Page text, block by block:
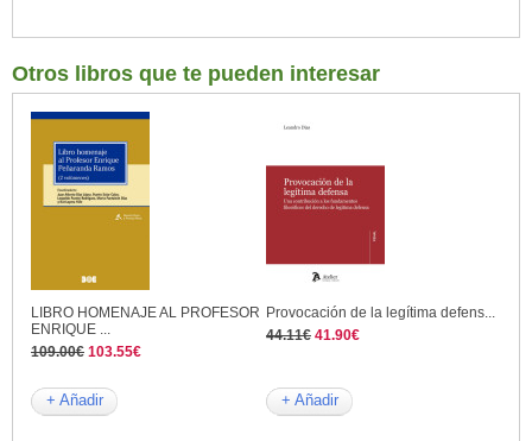
Otros libros que te pueden interesar
LIBRO HOMENAJE AL PROFESOR
ENRIQUE ...
109.00€ 103.55€
+ Añadir
Provocación de la legítima defens...
44.11€ 41.90€
+ Añadir